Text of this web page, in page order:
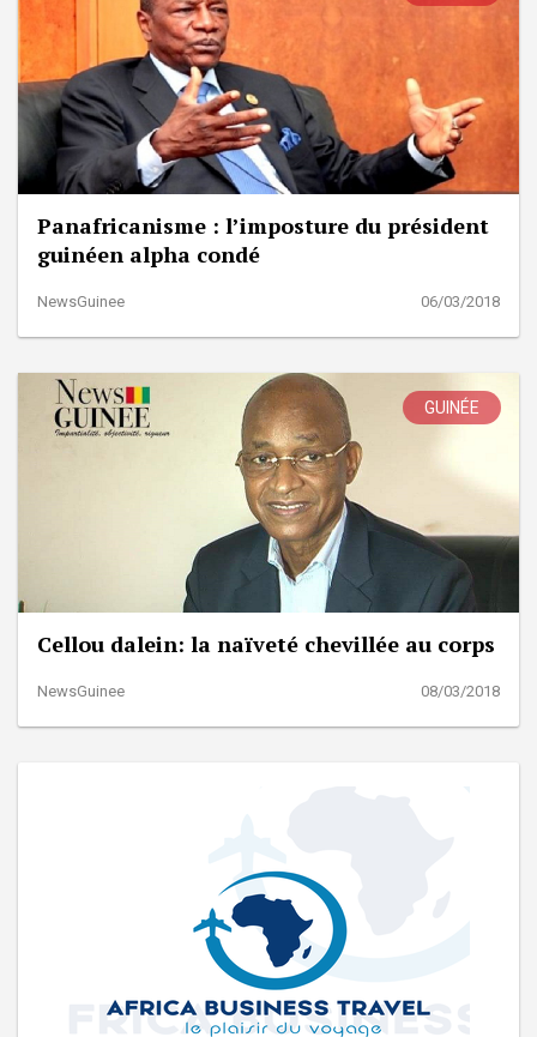
Panafricanisme : l’imposture du président
guinéen alpha condé
NewsGuinee 06/03/2018
GUINÉE
Cellou dalein: la naïveté chevillée au corps
NewsGuinee 08/03/2018